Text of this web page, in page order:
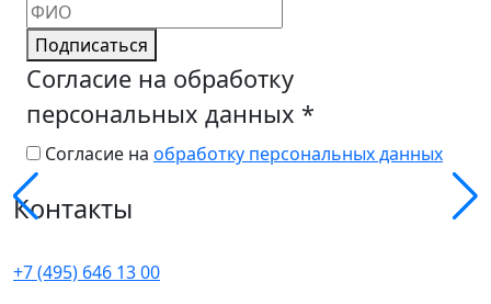
Подписаться
Согласие на обработку
персональных данных *
Согласие на обработку персональных данных
Контакты
+7 (495) 646 13 00